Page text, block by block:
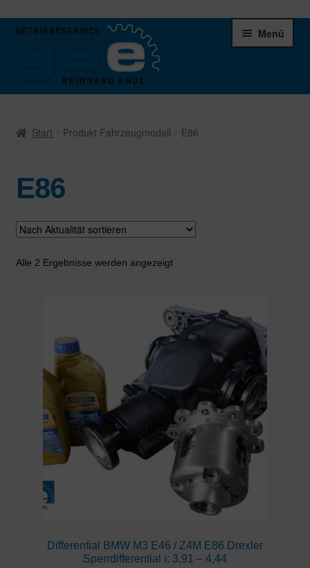
Zur
Zum
Menü
Schaltgetriebe
Verteilergetriebe
Warenkorb
Start Produkt Fahrzeugmodell E86
E86
Alle 2 Ergebnisse werden angezeigtNach
Differential BMW M3 E46 / Z4M E86 Drexler
Sperrdifferential i: 3,91 – 4,44